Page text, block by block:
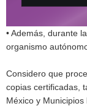
• Además, durante
organismo
Considero que
copias certificadas,
México y